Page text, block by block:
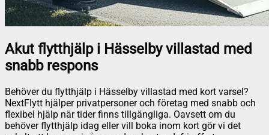
Akut flytthjälp i Hässelby villastad med
snabb respons
Behöver du flytthjälp i Hässelby villastad med kort varsel?
NextFlytt hjälper privatpersoner och företag med snabb och
flexibel hjälp när tider finns tillgängliga. Oavsett om du
behöver flytthjälp idag eller vill boka inom kort gör vi det